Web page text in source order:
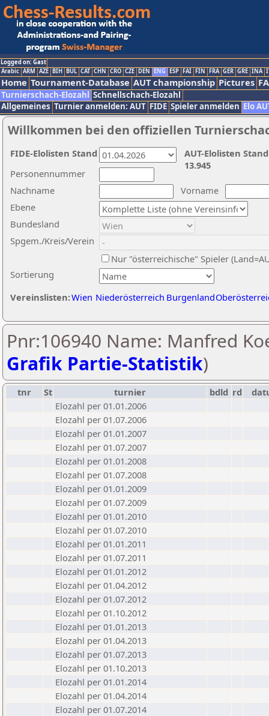
Logged on: Gast
Arabic ARM AZE BIH BUL CAT CHN CRO CZE DEN ENG ESP FAI FIN FRA GER GRE INA
Home Tournament-Database AUT championship Pictures
Turnierschach-Elozahl Schnellschach-Elozahl
Allgemeines Turnier anmelden: AUT FIDE Spieler anmelden Elo
Willkommen bei den offiziellen
Nachname
Vorname
Ebene
Sortierung
Personennummer
Bundesland
Spgem./Kreis/Verein
Nur "österreichische" Spieler
Vereinslisten:Wien Niederösterreich Burgenland
AUT-Elolisten
13.945
FIDE-Elolisten Stand
Pnr:106940 Name: Manfred
Grafik Partie-Statistik)
tnr St turnier bdld rd
Elozahl per 01.01.2006
Elozahl per 01.07.2006
Elozahl per 01.01.2007
Elozahl per 01.07.2007
Elozahl per 01.01.2008
Elozahl per 01.07.2008
Elozahl per 01.01.2009
Elozahl per 01.07.2009
Elozahl per 01.01.2010
Elozahl per 01.07.2010
Elozahl per 01.01.2011
Elozahl per 01.07.2011
Elozahl per 01.01.2012
Elozahl per 01.04.2012
Elozahl per 01.07.2012
Elozahl per 01.10.2012
Elozahl per 01.01.2013
Elozahl per 01.04.2013
Elozahl per 01.07.2013
Elozahl per 01.10.2013
Elozahl per 01.01.2014
Elozahl per 01.04.2014
Elozahl per 01.07.2014